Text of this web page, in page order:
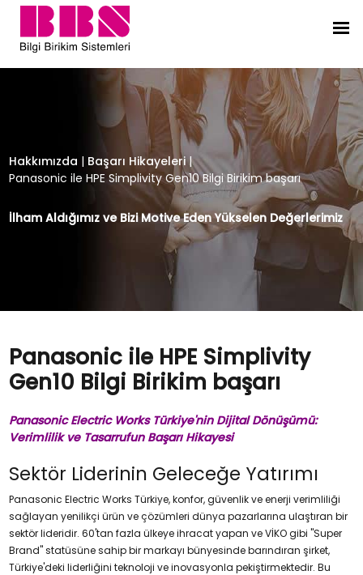
Panasonic ile HPE Simplivity
Hakkımızda | Başarı Hikayeleri|
Panasonic ile HPE Simplivity Gen10 Bilgi Birikim başarı
İlham Aldığımız ve Bizi Motive Eden Yükselen Değerlerimiz
Panasonic ile HPE Simplivity
Gen10 Bilgi Birikim başarı
Panasonic Electric Works Türkiye'nin Dijital Dönüşümü:
Verimlilik ve Tasarrufun Başarı Hikayesi
Sektör Liderinin Geleceğe Yatırımı
Panasonic Electric Works Türkiye, konfor, güvenlik ve enerji verimliliği
sağlayan yenilikçi ürün ve çözümleri dünya pazarlarına ulaştıran bir
sektör lideridir. 60'tan fazla ülkeye ihracat yapan ve VİKO gibi "Super
Brand" statüsüne sahip bir markayı bünyesinde barındıran şirket,
Türkiye'deki liderliğini teknoloji ve inovasyonla pekiştirmektedir. Bu